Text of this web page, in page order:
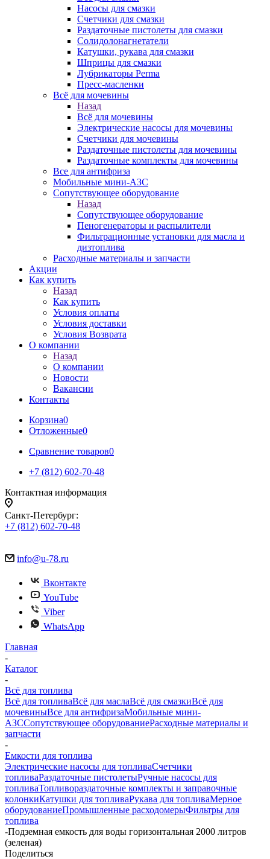
Насосы для смазки
Счетчики для смазки
Раздаточные пистолеты для смазки
Солидолонагнетатели
Катушки, рукава для смазки
Шприцы для смазки
Лубрикаторы Perma
Пресс-масленки
Всё для мочевины
Назад
Всё для мочевины
Электрические насосы для мочевины
Счетчики для мочевины
Раздаточные пистолеты для мочевины
Раздаточные комплекты для мочевины
Все для антифриза
Мобильные мини-АЗС
Сопутствующее оборудование
Назад
Сопутствующее оборудование
Пеногенераторы и распылители
Фильтрационные установки для масла и
дизтоплива
Расходные материалы и запчасти
Акции
Как купить
Назад
Как купить
Условия оплаты
Условия доставки
Условия Возврата
О компании
Назад
О компании
Новости
Вакансии
Контакты
Корзина0
Отложенные0
Сравнение товаров0
+7 (812) 602-70-48
Контактная информация
Санкт-Петербург:
+7 (812) 602-70-48
info@u-78.ru
Вконтакте
YouTube
Viber
WhatsApp
Главная
-
Каталог
-
Всё для топлива
Всё для топливаВсё для маслаВсё для смазкиВсё для
мочевиныВсе для антифризаМобильные мини-
АЗССопутствующее оборудованиеРасходные материалы и
запчасти
-
Емкости для топлива
Электрические насосы для топливаСчетчики
топливаРаздаточные пистолетыРучные насосы для
топливаТопливораздаточные комплекты и заправочные
колонкиКатушки для топливаРукава для топливаМерное
оборудованиеПромышленные расходомерыФильтры для
топлива
-Подземная емкость для воды горизонтальная 2000 литров
(зеленая)
Поделиться